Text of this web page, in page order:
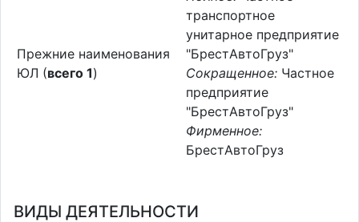
Прежние наименования
ЮЛ (всего 1)
транспортное
унитарное предприятие
"БрестАвтоГруз"
Сокращенное: Частное
предприятие
"БрестАвтоГруз"
Фирменное:
БрестАвтоГруз
ВИДЫ ДЕЯТЕЛЬНОСТИ